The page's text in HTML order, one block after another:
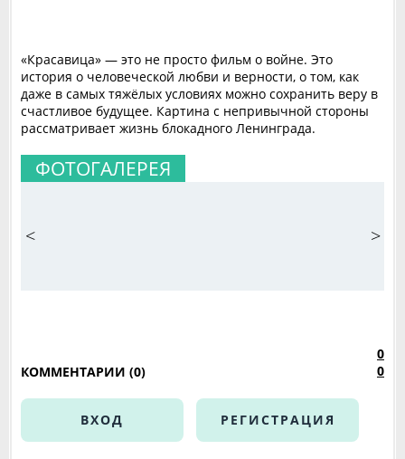
«Красавица» — это не просто фильм о войне. Это
история о человеческой любви и верности, о том, как
даже в самых тяжёлых условиях можно сохранить веру в
счастливое будущее. Картина с непривычной стороны
рассматривает жизнь блокадного Ленинграда.
ФОТОГАЛЕРЕЯ
< >
0
0
КОММЕНТАРИИ (0)
ВХОД РЕГИСТРАЦИЯ